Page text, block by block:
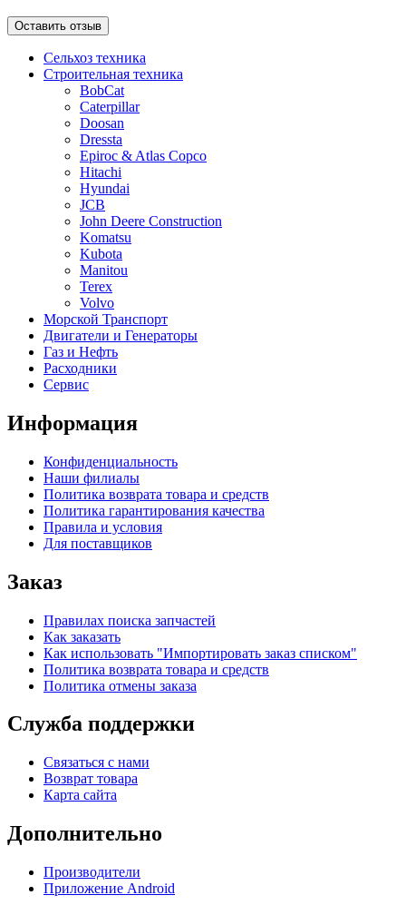
Оставить отзыв
Сельхоз техника
Строительная техника
BobCat
Caterpillar
Doosan
Dressta
Epiroc & Atlas Copco
Hitachi
Hyundai
JCB
John Deere Construction
Komatsu
Kubota
Manitou
Terex
Volvo
Морской Транспорт
Двигатели и Генераторы
Газ и Нефть
Расходники
Сервис
Информация
Конфиденциальность
Наши филиалы
Политика возврата товара и средств
Политика гарантирования качества
Правила и условия
Для поставщиков
Заказ
Правилах поиска запчастей
Как заказать
Как использовать "Импортировать заказ списком"
Политика возврата товара и средств
Политика отмены заказа
Служба поддержки
Связаться с нами
Возврат товара
Карта сайта
Дополнительно
Производители
Приложение Android